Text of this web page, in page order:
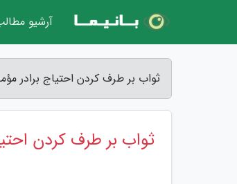
ثواب بر طرف کردن احتیاج برادر
ثواب بر طرف کردن
آرشیو